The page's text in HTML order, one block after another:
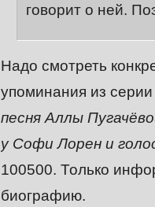
говорит о ней.
Надо смотреть
упоминания из
песня Аллы
у Софи Лорен и
100500. Только
биографию.